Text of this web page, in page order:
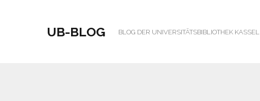
UB-BLOG BLOG DER UNIVERSITÄTSBIBLIOTHEK KASSEL